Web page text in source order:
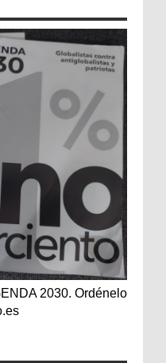
2030. Ordénelo